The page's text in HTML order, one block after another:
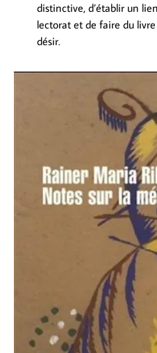
distinctive, d’établir un
lectorat et de faire du
désir.